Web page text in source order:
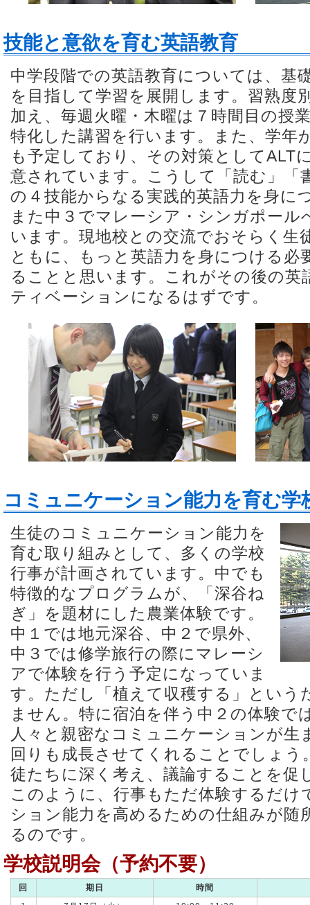
技能と意欲を育む英語教育
中学段階での英語教育については、基
を目指して学習を展開します。習熟度
加え、毎週火曜・木曜は７時間目の授
特化した講習を行います。また、学年
も予定しており、その対策としてALT
意されています。こうして「読む」「
の４技能からなる実践的英語力を身に
また中３でマレーシア・シンガポール
います。現地校との交流でおそらく生
ともに、もっと英語力を身につける必
ることと思います。これがその後の英
ティベーションになるはずです。
コミュニケーション能力を育む学
生徒のコミュニケーション能力を
育む取り組みとして、多くの学校
行事が計画されています。中でも
特徴的なプログラムが、「深谷ね
ぎ」を題材にした農業体験です。
中１では地元深谷、中２で県外、
中３では修学旅行の際にマレーシ
アで体験を行う予定になっていま
す。ただし「植えて収穫する」という
ません。特に宿泊を伴う中２の体験で
人々と親密なコミュニケーションが生
回りも成長させてくれることでしょう
徒たちに深く考え、議論することを促
このように、行事もただ体験するだけ
ション能力を高めるための仕組みが随
るのです。
学校説明会（予約不要）
回 期日
時間